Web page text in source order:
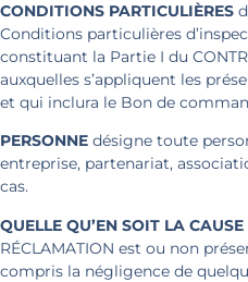
CONDITIONS PARTICULIÈRES
Conditions particulières
constituant la Partie I du
auxquelles s’appliquent les
et qui inclura le Bon de
PERSONNE désigne toute
entreprise, partenariat,
cas.
QUELLE QU’EN SOIT LA CAUSE
RÉCLAMATION est ou non
compris la négligence de